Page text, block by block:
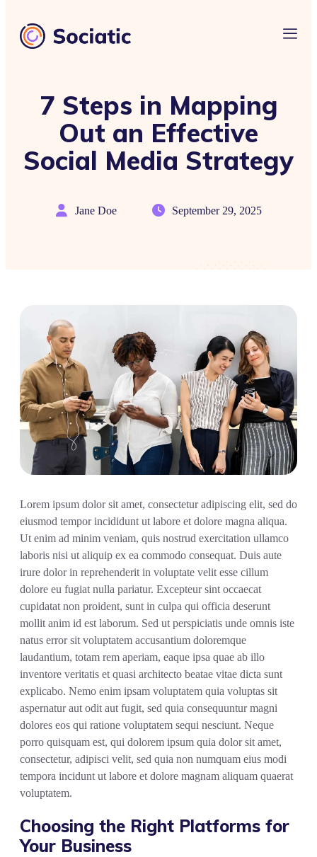
7 Steps in Mapping
Out an Effective
Social Media Strategy
Jane Doe September 29, 2025
Lorem ipsum dolor sit amet, consectetur adipiscing elit, sed do
eiusmod tempor incididunt ut labore et dolore magna aliqua.
Ut enim ad minim veniam, quis nostrud exercitation ullamco
laboris nisi ut aliquip ex ea commodo consequat. Duis aute
irure dolor in reprehenderit in voluptate velit esse cillum
dolore eu fugiat nulla pariatur. Excepteur sint occaecat
cupidatat non proident, sunt in culpa qui officia deserunt
mollit anim id est laborum. Sed ut perspiciatis unde omnis iste
natus error sit voluptatem accusantium doloremque
laudantium, totam rem aperiam, eaque ipsa quae ab illo
inventore veritatis et quasi architecto beatae vitae dicta sunt
explicabo. Nemo enim ipsam voluptatem quia voluptas sit
aspernatur aut odit aut fugit, sed quia consequuntur magni
dolores eos qui ratione voluptatem sequi nesciunt. Neque
porro quisquam est, qui dolorem ipsum quia dolor sit amet,
consectetur, adipisci velit, sed quia non numquam eius modi
tempora incidunt ut labore et dolore magnam aliquam quaerat
voluptatem.
Choosing the Right Platforms for
Your Business